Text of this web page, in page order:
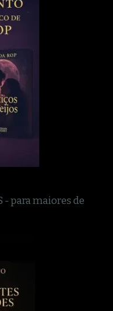
- para maiores de